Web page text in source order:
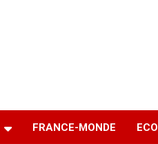
FRANCE-MONDE